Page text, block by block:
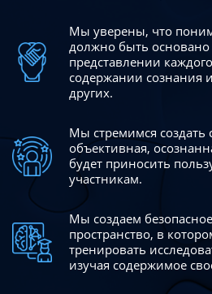
Мы уверены, что
должно быть
представлении
содержании сознания
других.
Мы стремимся создать
объективная,
будет приносить
участникам.
Мы создаем
пространство, в
тренировать
изучая содержимое